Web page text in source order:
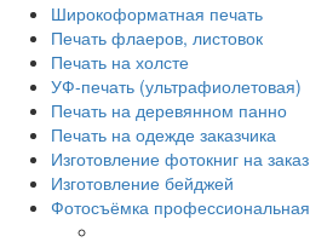
Широкоформатная печать
Печать флаеров, листовок
Печать на холсте
УФ-печать (ультрафиолетовая)
Печать на деревянном панно
Печать на одежде заказчика
Изготовление фотокниг на заказ
Изготовление бейджей
Фотосъёмка профессиональная